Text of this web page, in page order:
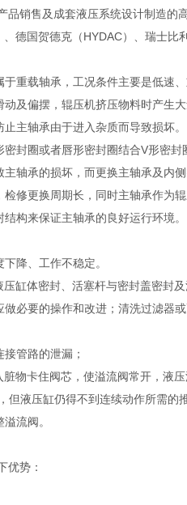
品销售及成套液压系统设计制造
德国贺德克（HYDAC）、瑞士
重载轴承，工况条件主要是低速
及偏摆，辊压机挤压物料时产生
主轴承由于进入杂质而导致损坏。
封圈或者唇形密封圈结合V形密
轴承的损坏，而更换主轴承及内
修更换周期长，同时主轴承作为
构来保证主轴承的良好运行环境。
降、工作不稳定。
缸体密封、活塞杆与密封盖密封
必要的操作和改进；清洗过滤器或
管路的泄漏；
物卡住阀芯，使溢流阀常开，液
但液压缸仍得不到连续动作所需
流阀。
优势：